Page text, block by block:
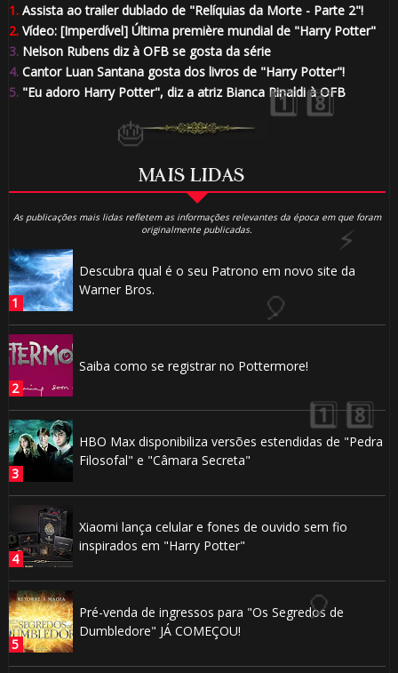
1.Assista ao trailer dublado de "Relíquias da Morte - Parte 2"!
2.Vídeo: [Imperdível] Última première mundial de "Harry Potter"
3.Nelson Rubens diz à OFB se gosta da série
4.Cantor Luan Santana gosta dos livros de "Harry Potter"!
5."Eu adoro Harry Potter", diz a atriz Bianca Rinaldi à OFB
MAIS LIDAS
As publicações mais lidas refletem as informações relevantes da época em que foram
originalmente publicadas.
Descubra qual é o seu Patrono em novo site da
Warner Bros.
Saiba como se registrar no Pottermore!
HBO Max disponibiliza versões estendidas de "Pedra
Filosofal" e "Câmara Secreta"
Xiaomi lança celular e fones de ouvido sem fio
inspirados em "Harry Potter"
Pré-venda de ingressos para "Os Segredos de
Dumbledore" JÁ COMEÇOU!
⚡
🎂